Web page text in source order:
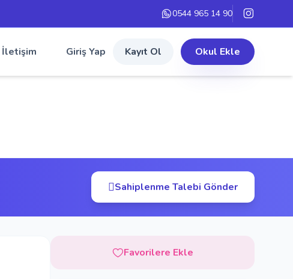
0544 965 14 90
İletişim Giriş Yap Kayıt Ol Okul Ekle
Sahiplenme Talebi Gönder
Favorilere Ekle